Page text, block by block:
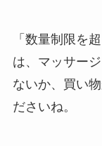
「数量制限を
は、マッサー
ないか、買い
ださいね。